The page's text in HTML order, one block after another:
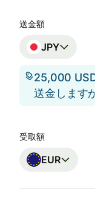
送金額
JPY
25,000
送金します
受取額
EUR